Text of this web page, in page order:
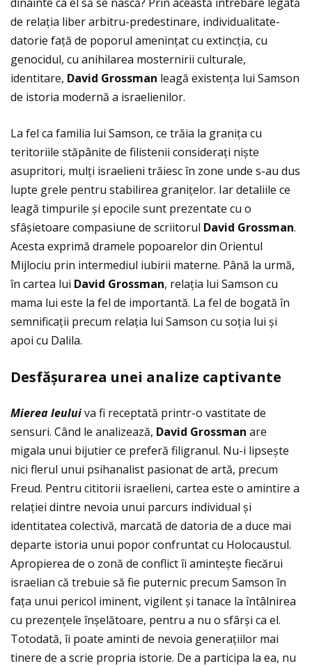
de relaţia liber arbitru-predestinare, individualitate-
datorie faţă de poporul ameninţat cu extincţia, cu
genocidul, cu anihilarea mosternirii culturale,
identitare, David Grossman leagă existenţa lui Samson
de istoria modernă a israelienilor.
La fel ca familia lui Samson, ce trăia la graniţa cu
teritoriile stăpânite de filistenii consideraţi niște
asupritori, mulţi israelieni trăiesc în zone unde s-au dus
lupte grele pentru stabilirea graniţelor. Iar detaliile ce
leagă timpurile și epocile sunt prezentate cu o
sfâșietoare compasiune de scriitorul David Grossman.
Acesta exprimă dramele popoarelor din Orientul
Mijlociu prin intermediul iubirii materne. Până la urmă,
în cartea lui David Grossman, relaţia lui Samson cu
mama lui este la fel de importantă. La fel de bogată în
semnificaţii precum relaţia lui Samson cu soţia lui și
apoi cu Dalila.
Desfășurarea unei analize captivante
Mierea leuluiva fi receptată printr-o vastitate de
sensuri. Când le analizează, David Grossman are
migala unui bijutier ce preferă filigranul. Nu-i lipsește
nici flerul unui psihanalist pasionat de artă, precum
Freud. Pentru cititorii israelieni, cartea este o amintire a
relaţiei dintre nevoia unui parcurs individual și
identitatea colectivă, marcată de datoria de a duce mai
departe istoria unui popor confruntat cu Holocaustul.
Apropierea de o zonă de conflict îi amintește fiecărui
israelian că trebuie să fie puternic precum Samson în
faţa unui pericol iminent, vigilent și tanace la întâlnirea
cu prezenţele înșelătoare, pentru a nu o sfârși ca el.
Totodată, îi poate aminti de nevoia generaţiilor mai
tinere de a scrie propria istorie. De a participa la ea, nu